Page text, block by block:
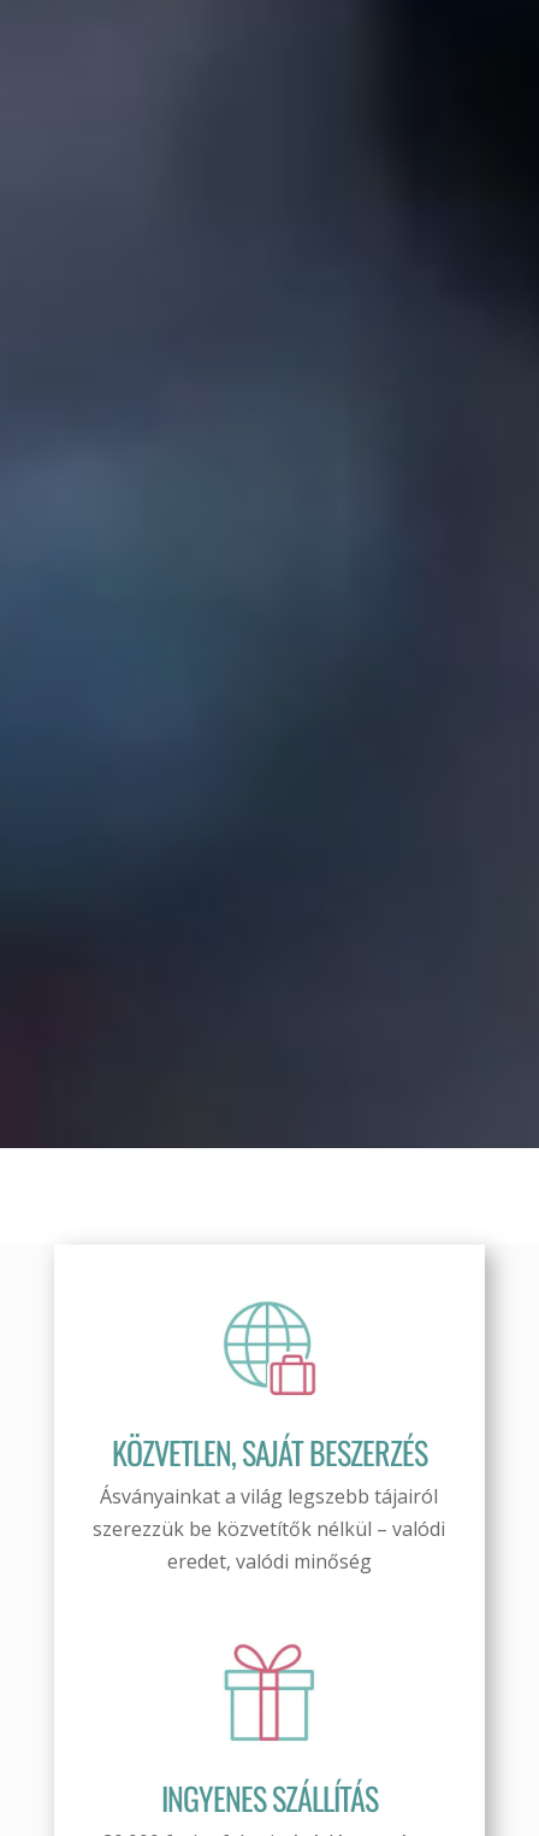
KÖZVETLEN, SAJÁT BESZERZÉS
Ásványainkat a világ legszebb tájairól
szerezzük be közvetítők nélkül – valódi
eredet, valódi minőség
INGYENES SZÁLLÍTÁS